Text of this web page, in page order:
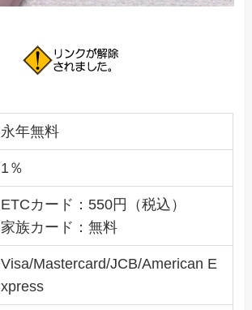
永年無料
1％
ETCカード：550円（税込）
家族カード：無料
Visa/Mastercard/JCB/American E
xpress